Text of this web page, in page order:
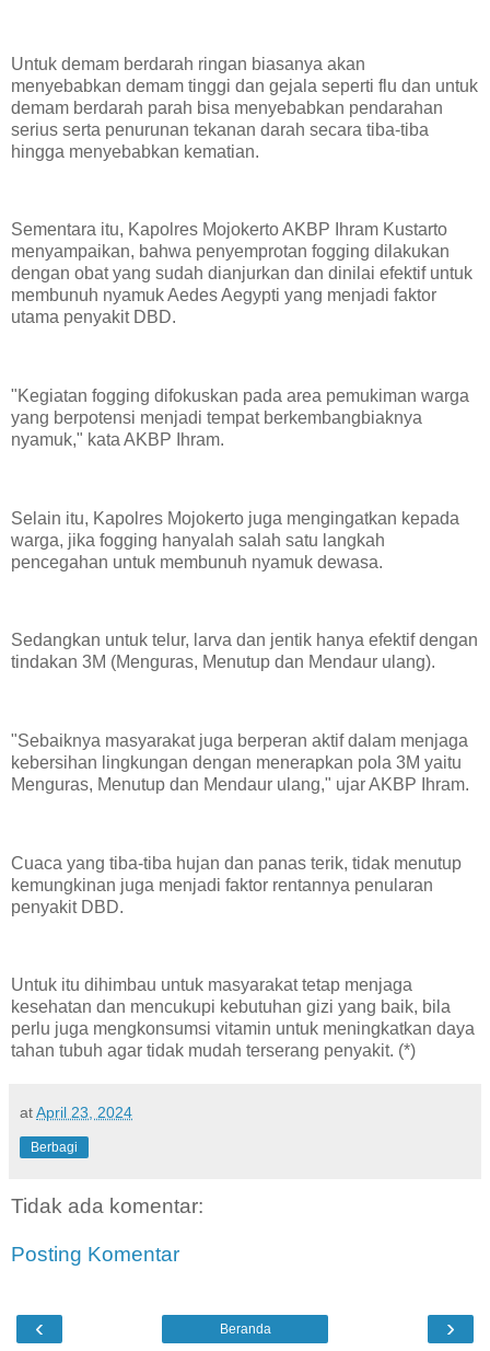
Untuk demam berdarah ringan biasanya akan
menyebabkan demam tinggi dan gejala seperti flu dan untuk
demam berdarah parah bisa menyebabkan pendarahan
serius serta penurunan tekanan darah secara tiba-tiba
hingga menyebabkan kematian.
Sementara itu, Kapolres Mojokerto AKBP Ihram Kustarto
menyampaikan, bahwa penyemprotan fogging dilakukan
dengan obat yang sudah dianjurkan dan dinilai efektif untuk
membunuh nyamuk Aedes Aegypti yang menjadi faktor
utama penyakit DBD.
"Kegiatan fogging difokuskan pada area pemukiman warga
yang berpotensi menjadi tempat berkembangbiaknya
nyamuk," kata AKBP Ihram.
Selain itu, Kapolres Mojokerto juga mengingatkan kepada
warga, jika fogging hanyalah salah satu langkah
pencegahan untuk membunuh nyamuk dewasa.
Sedangkan untuk telur, larva dan jentik hanya efektif dengan
tindakan 3M (Menguras, Menutup dan Mendaur ulang).
"Sebaiknya masyarakat juga berperan aktif dalam menjaga
kebersihan lingkungan dengan menerapkan pola 3M yaitu
Menguras, Menutup dan Mendaur ulang," ujar AKBP Ihram.
Cuaca yang tiba-tiba hujan dan panas terik, tidak menutup
kemungkinan juga menjadi faktor rentannya penularan
penyakit DBD.
Untuk itu dihimbau untuk masyarakat tetap menjaga
kesehatan dan mencukupi kebutuhan gizi yang baik, bila
perlu juga mengkonsumsi vitamin untuk meningkatkan daya
tahan tubuh agar tidak mudah terserang penyakit. (*)
atApril 23, 2024
Berbagi
Tidak ada komentar:
Posting Komentar
‹ ›
Beranda